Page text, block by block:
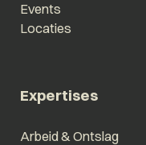
Events
Locaties
Expertises
Arbeid & Ontslag